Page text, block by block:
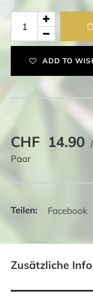
Herrensocken
ADD TO
CHF 14.90
Paar
Facebook
Zusätzliche